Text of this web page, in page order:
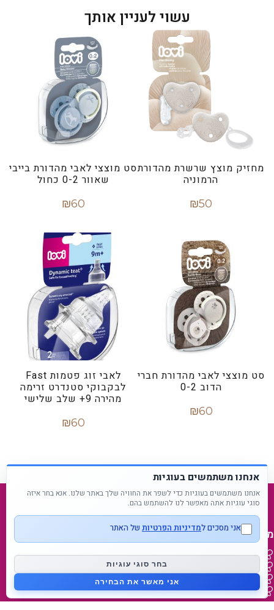
עשוי לעניין אותך
מחזיק מוצץ שרשרת מהדורת
הרמוניה
₪50
סט מוצצי לאבי מהדורת בייבי
שאוור 0-2 כחול
₪60
סט מוצצי לאבי מהדורת חברי
הדוב 0-2
₪60
לאבי זוג פטמות Fast
לבקבוקי סטנדרט זרימה
מהירה 9+ שלב שלישי
₪60
מפת אתר
דף בית
צור קשר
אנחנו משתמשים בעוגיות
אנחנו משתמשים בעוגיות כדי לשפר את החוויה שלך באתר שלנו. אנא בחר איזה
סוגי עוגיות אתה מאפשר לנו להשתמש בהם.
אני מסכים למדיניות הפרטיות של האתר
בחר סוגי עוגיות
אני מאשר את הבחירה